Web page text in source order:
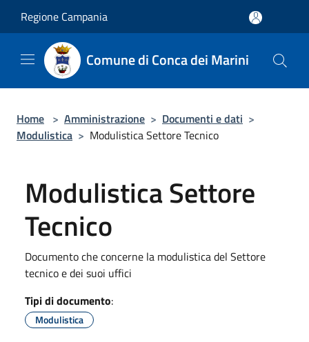
Regione Campania
Comune di Conca dei Marini
Home > Amministrazione > Documenti e dati >
Modulistica > Modulistica Settore Tecnico
Modulistica Settore
Tecnico
Documento che concerne la modulistica del Settore
tecnico e dei suoi uffici
Tipi di documento:
Modulistica